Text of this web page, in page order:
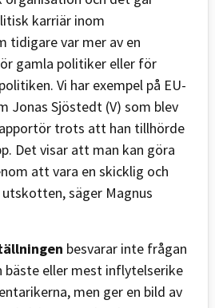
karriär inom
tidigare var mer av en
gamla politiker eller för
Vi har exempel på EU-
Jonas Sjöstedt (V) som blev
trots att han tillhörde
Det visar att man kan göra
att vara en skicklig och
säger Magnus
besvarar inte frågan
bäste eller mest inflytelserike
men ger en bild av